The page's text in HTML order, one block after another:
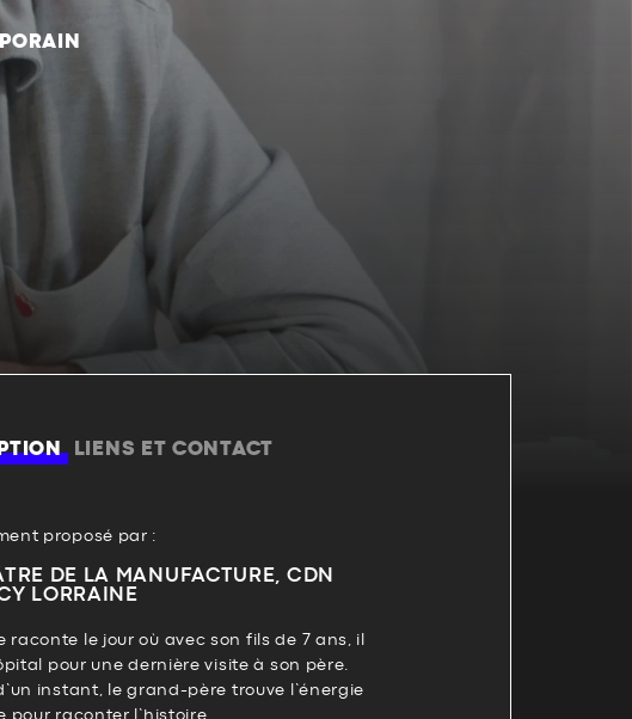
LIENS ET CONTACT
proposé par :
DE LA MANUFACTURE, CDN
LORRAINE
raconte le jour où avec son fils de 7 ans, il
pour une dernière visite à son père.
instant, le grand-père trouve l’énergie
pour raconter l’histoire